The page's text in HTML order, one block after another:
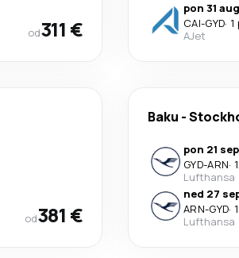
od311 €
pon 31 aug
CAI-GYD·
AJet
od381 €
Baku -
pon 21 sep
GYD-ARN·
Lufthansa
ned 27
ARN-GYD·
Lufthansa